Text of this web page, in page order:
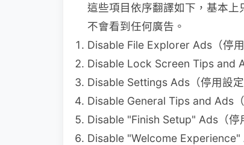
這些項目依序翻譯如下，基本
不會看到任何廣告。
Disable File Explorer Ads（停
Disable Lock Screen Tips and
Disable Settings Ads（停用設定
Disable General Tips and Ads
Disable "Finish Setup" Ads（停
Disable "Welcome Experience"